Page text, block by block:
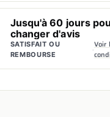
Jusqu'à 60 jours
changer d'avis
SATISFAIT OU
REMBOURSE
·Voir